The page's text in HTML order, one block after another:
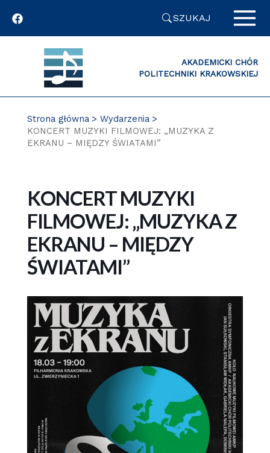
SZUKAJ
AKADEMICKI CHÓR
POLITECHNIKI KRAKOWSKIEJ
Strona główna
Wydarzenia
KONCERT MUZYKI FILMOWEJ: „MUZYKA Z
EKRANU – MIĘDZY ŚWIATAMI”
KONCERT MUZYKI
FILMOWEJ: „MUZYKA Z
EKRANU – MIĘDZY
ŚWIATAMI”